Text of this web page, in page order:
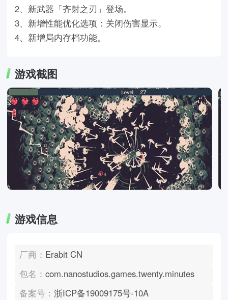
2、新武器「齐射之刃」登场。
3、新增性能优化选项：关闭伤害显示。
4、新增局内存档功能。
游戏截图
游戏信息
厂商： Erabit CN
包名：com.nanostudios.games.twenty.minutes
备案号：浙ICP备19009175号-10A